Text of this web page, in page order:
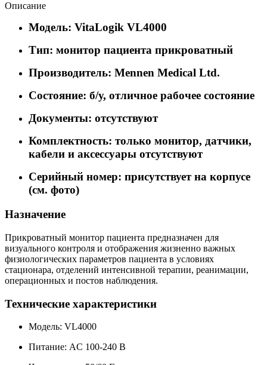
Описание
Модель: VitaLogik VL4000
Тип: монитор пациента прикроватный
Производитель: Mennen Medical Ltd.
Состояние: б/у, отличное рабочее состояние
Документы: отсутствуют
Комплектность: только монитор, датчики,
кабели и аксессуары отсутствуют
Серийный номер: присутствует на корпусе
(см. фото)
Назначение
Прикроватный монитор пациента предназначен для
визуального контроля и отображения жизненно важных
физиологических параметров пациента в условиях
стационара, отделений интенсивной терапии, реанимации,
операционных и постов наблюдения.
Технические характеристики
Модель: VL4000
Питание: AC 100-240 В